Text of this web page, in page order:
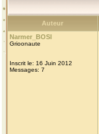
Auteur
Narmer_BOSI
Grioonaute
Inscrit le: 16 Juin 2012
Messages: 7